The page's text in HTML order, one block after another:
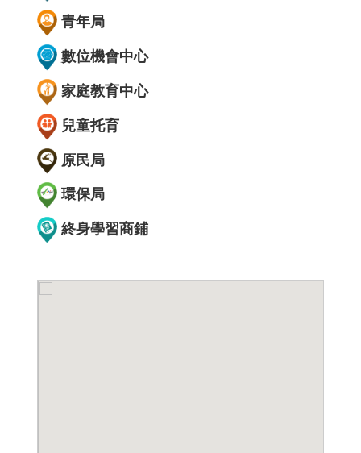
青年局
數位機會中心
家庭教育中心
兒童托育
原民局
環保局
終身學習商鋪